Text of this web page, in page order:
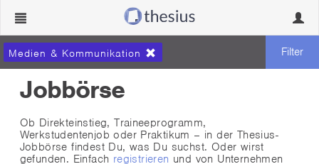
Navigation
Medien & Kommunikation Filter
Jobbörse
Ob Direkteinstieg, Traineeprogramm,
Werkstudentenjob oder Praktikum – in der Thesius-
Jobbörse findest Du, was Du suchst. Oder wirst
gefunden. Einfach registrieren und von Unternehmen